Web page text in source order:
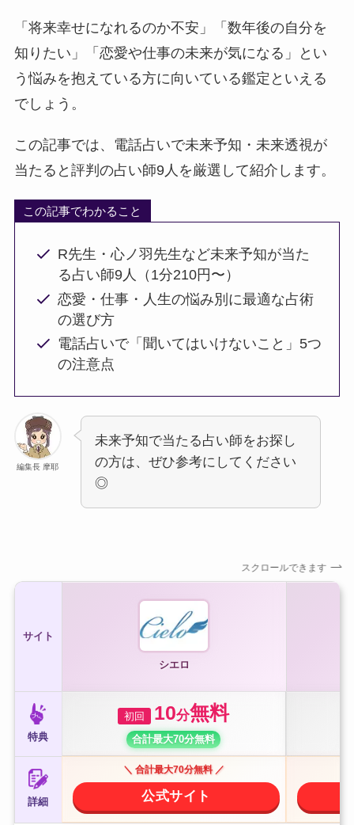
「将来幸せになれるのか不安」「数年後の自分を
知りたい」「恋愛や仕事の未来が気になる」とい
う悩みを抱えている方に向いている鑑定といえる
でしょう。
この記事では、電話占いで未来予知・未来透視が
当たると評判の占い師9人を厳選して紹介します。
この記事でわかること
R先生・心ノ羽先生など未来予知が当た
る占い師9人（1分210円〜）
恋愛・仕事・人生の悩み別に最適な占術
の選び方
電話占いで「聞いてはいけないこと」5つ
の注意点
編集長 摩耶
未来予知で当たる占い師をお探し
の方は、ぜひ参考にしてください
◎
スクロールできます
サイト
シエロ
特典
初回 10分無料
合計最大70分無料
詳細
＼ 合計最大70分無料 ／
公式サイト